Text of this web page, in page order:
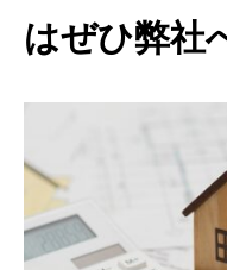
はぜひ弊社